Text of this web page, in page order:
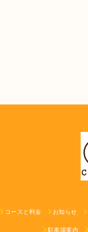
コースと料金 お知らせ
駐車場案内